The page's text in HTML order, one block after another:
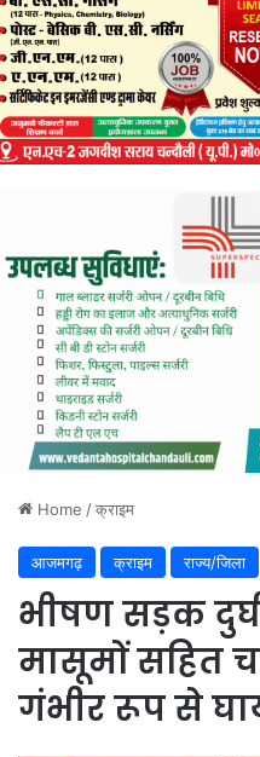
Home /क्राइम
आजमगढ़ क्राइम राज्य/जिला
भीषण सड़क
मासूमों सहित
गंभीर रूप से